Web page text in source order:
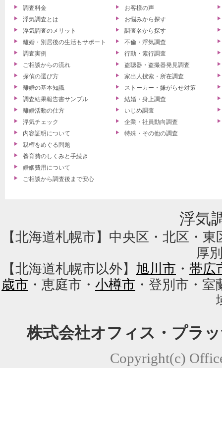
調査料金
浮気調査とは
浮気調査のメリット
離婚・別居後の生活もサポート
調査実例
ご相談からの流れ
探偵の選び方
離婚の基本知識
調査結果報告書サンプル
離婚活動の仕方
浮気チェック
内容証明について
親権をめぐる問題
養育費のしくみと手続き
婚姻費用について
ご相談から調査後まで安心
お客様の声
お悩みから探す
調査名から探す
不倫・浮気調査
行動・素行調査
盗聴器・盗撮器発見調査
家出人捜索・所在調査
ストーカー・嫌がらせ対策
結婚・身上調査
いじめ調査
企業・社員動向調査
特殊・その他の調査
浮気
【北海道札幌市】中央区・北区・
厚
【北海道札幌市以外】 旭川市 ・ 帯広
歳市 ・恵庭市・ 小樽市 ・登別市・
株式会社オフィス・プラ
Copyright(c)